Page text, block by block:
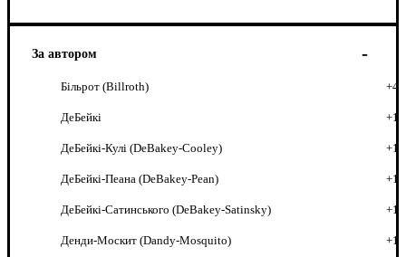
За автором
Більрот (Billroth) +4
ДеБейкі +1
ДеБейкі-Кулі (DeBakey-Cooley) +1
ДеБейкі-Пеана (DeBakey-Pean) +1
ДеБейкі-Сатинського (DeBakey-Satinsky) +1
Денди-Москит (Dandy-Mosquito) +1